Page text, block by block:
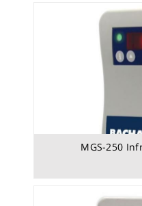
MGS-250